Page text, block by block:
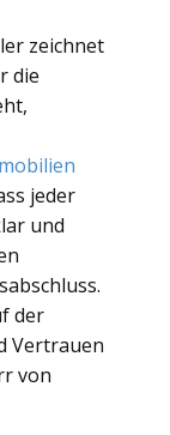
zeichnet
die
jeder
und
der
Vertrauen
von